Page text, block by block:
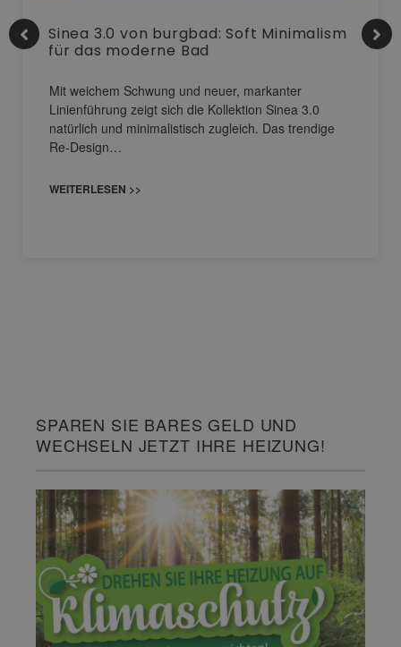
Sinea 3.0 von burgbad: Soft Minimalism
für das moderne Bad
Mit weichem Schwung und neuer, markanter
Linienführung zeigt sich die Kollektion Sinea 3.0
natürlich und minimalistisch zugleich. Das trendige
Re-Design…
WEITERLESEN >>
SPAREN SIE BARES GELD UND
WECHSELN JETZT IHRE HEIZUNG!